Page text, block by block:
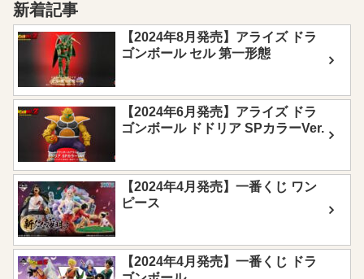
新着記事
【2024年8月発売】アライズ ドラ
ゴンボール セル 第一形態
【2024年6月発売】アライズ ドラ
ゴンボール ドドリア SPカラーVer.
【2024年4月発売】一番くじ ワン
ピース
【2024年4月発売】一番くじ ドラ